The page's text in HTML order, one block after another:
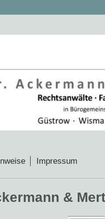
Impressum
&